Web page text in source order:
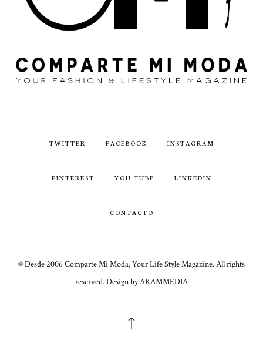
TWITTER FACEBOOK INSTAGRAM
PINTEREST YOU TUBE LINKEDIN
CONTACTO
© Desde 2006 Comparte Mi Moda, Your Life Style Magazine. All rights
reserved. Design by AKAMMEDIA